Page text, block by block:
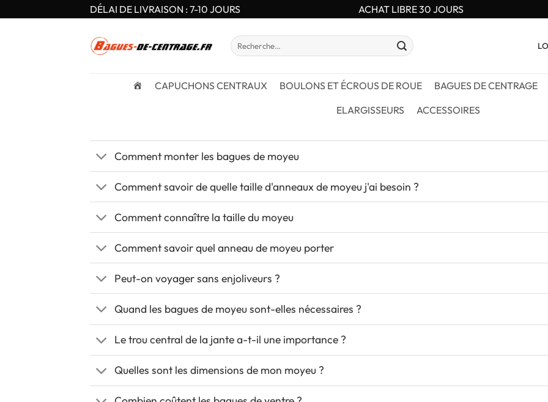
au
DÉLAI DE LIVRAISON : 7-10 JOURS ACHAT LIBRE 30 JOURS
Recherche
pour :
CAPUCHONS CENTRAUX BOULONS ET ÉCROUS DE ROUE
BAGUES DE CENTRAGE
ELARGISSEURS
ACCESSOIRES
Comment monter les bagues de moyeu
Comment savoir de quelle taille d'anneaux de moyeu j'ai besoin ?
Comment connaître la taille du moyeu
Comment savoir quel anneau de moyeu porter
Peut-on voyager sans enjoliveurs ?
Quand les bagues de moyeu sont-elles nécessaires ?
Le trou central de la jante a-t-il une importance ?
Quelles sont les dimensions de mon moyeu ?